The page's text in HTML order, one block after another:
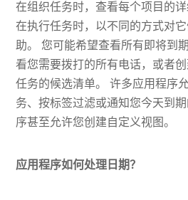
在组织任务时，查看每个项目的详
在执行任务时，以不同的方式对
助。 您可能希望查看所有即将到
看您需要拨打的所有电话，或者
任务的候选清单。 许多应用程序
务、按标签过滤或通知您今天到
序甚至允许您创建自定义视图。
应用程序如何处理日期？